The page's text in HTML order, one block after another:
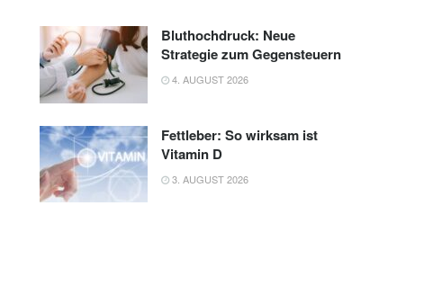
Bluthochdruck: Neue
Strategie zum Gegensteuern
4. AUGUST 2026
Fettleber: So wirksam ist
Vitamin D
3. AUGUST 2026